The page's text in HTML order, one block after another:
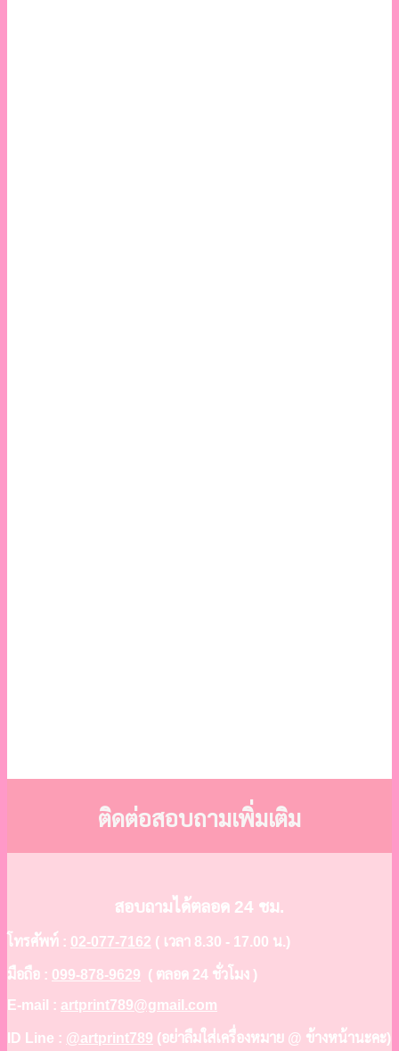
ติดต่อสอบถามเพิ่มเติม
สอบถามได้ตลอด 24 ชม.
โทรศัพท์ : 02-077-7162 ( เวลา 8.30 - 17.00 น.)
มือถือ : 099-878-9629 ( ตลอด 24 ชั่วโมง )
E-mail : artprint789@gmail.com
ID Line : @artprint789 (อย่าลืมใส่เครื่องหมาย @ ข้างหน้านะคะ)